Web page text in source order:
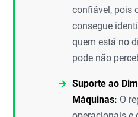
confiável, pois
consegue
quem está no
pode não
Suporte ao
Máquinas: O